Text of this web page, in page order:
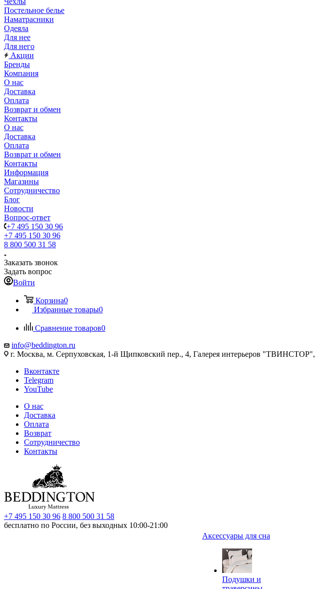
Постельное белье
Наматрасники
Одеяла
Для нее
Для него
Акции
Бренды
Компания
О нас
Доставка
Оплата
Возврат и обмен
Контакты
О нас
Доставка
Оплата
Возврат и обмен
Контакты
Информация
Магазины
Сотрудничество
Блог
Новости
Вопрос-ответ
+7 495 150 30 96
+7 495 150 30 96
8 800 500 31 58
Заказать звонок
Задать вопрос
Войти
Корзина0
Избранные товары0
Сравнение товаров0
info@beddington.ru
г. Москва, м. Серпуховская, 1-й Щипковский пер., 4, Галерея интерьеров "ТВИНСТОР",
Вконтакте
Telegram
YouTube
О нас
Доставка
Оплата
Возврат
Сотрудничество
Контакты
+7 495 150 30 96 8 800 500 31 58
бесплатно по России, без выходных 10:00-21:00
Аксессуары для сна
Подушки и